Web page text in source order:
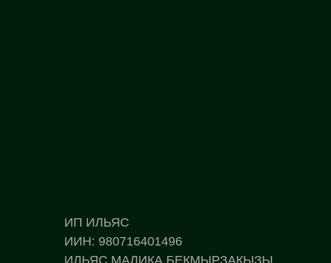
ИП ИЛЬЯС
ИИН: 980716401496
ИЛЬЯС МАЛИКА БЕКМЫРЗАҚЫЗЫ